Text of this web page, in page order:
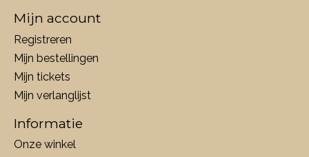
Mijn account
Registreren
Mijn bestellingen
Mijn tickets
Mijn verlanglijst
Informatie
Onze winkel